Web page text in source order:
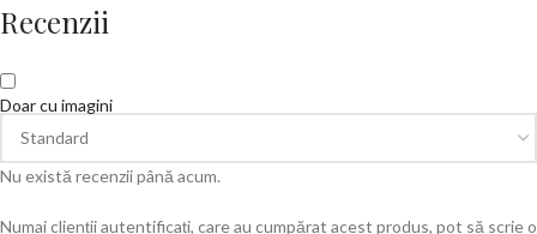
Recenzii
Doar cu imagini
Nu există recenzii până acum.
Numai clienții autentificați, care au cumpărat acest produs, pot să scrie o